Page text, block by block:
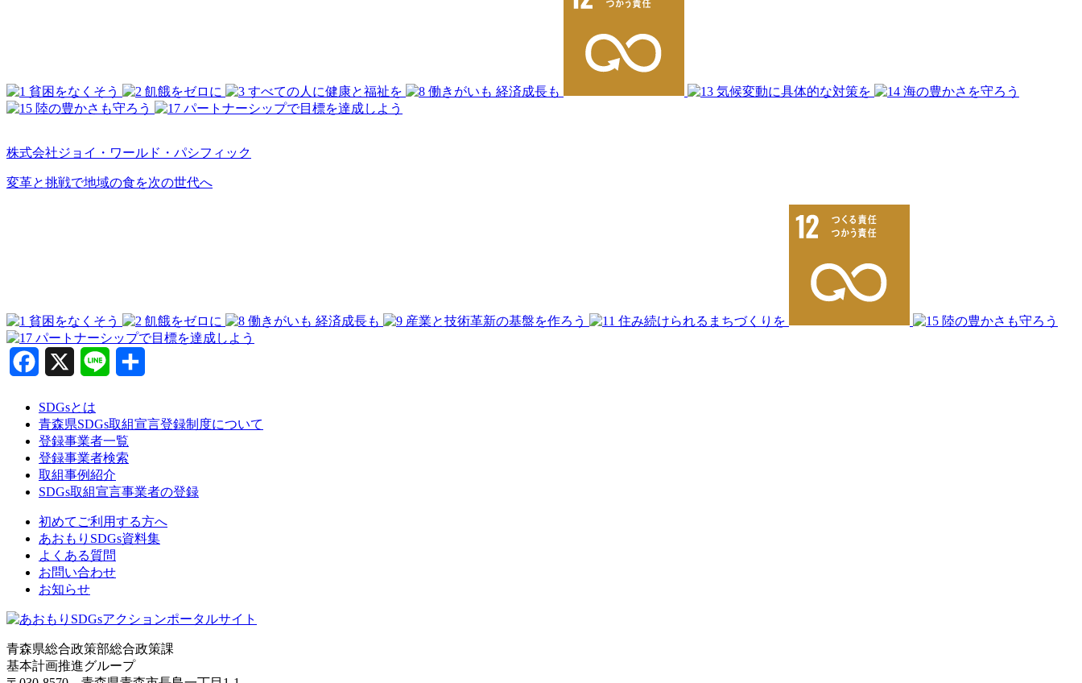
株式会社ジョイ・ワールド・パシフィック
変革と挑戦で地域の食を次の世代へ
Facebook Line
SDGsとは
青森県SDGs取組宣言登録制度について
登録事業者一覧
登録事業者検索
取組事例紹介
SDGs取組宣言事業者の登録
初めてご利用する方へ
あおもりSDGs資料集
よくある質問
お問い合わせ
お知らせ
青森県総合政策部総合政策課
基本計画推進グループ